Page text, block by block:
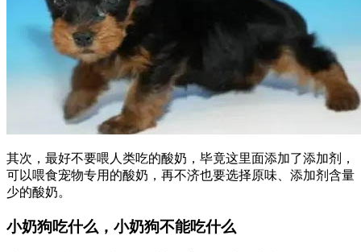
其次，最好不要喂人类吃的酸奶，毕竟这里面添加了添加剂，
可以喂食宠物专用的酸奶，再不济也要选择原味、添加剂含量
少的酸奶。
小奶狗吃什么，小奶狗不能吃什么